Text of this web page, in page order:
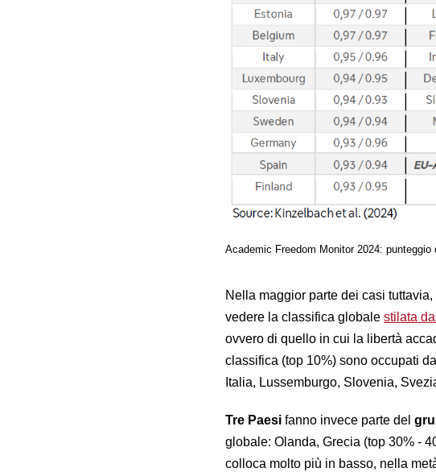
Academic Freedom Monitor 2024: punteggio
Nella maggior parte dei casi
vedere la classifica globale stilata
ovvero di quello in cui la libertà
classifica (top 10%) sono occupati da
Italia, Lussemburgo, Slovenia,
Tre Paesi fanno invece parte del
globale: Olanda, Grecia (top 30% -
colloca molto più in basso, nella